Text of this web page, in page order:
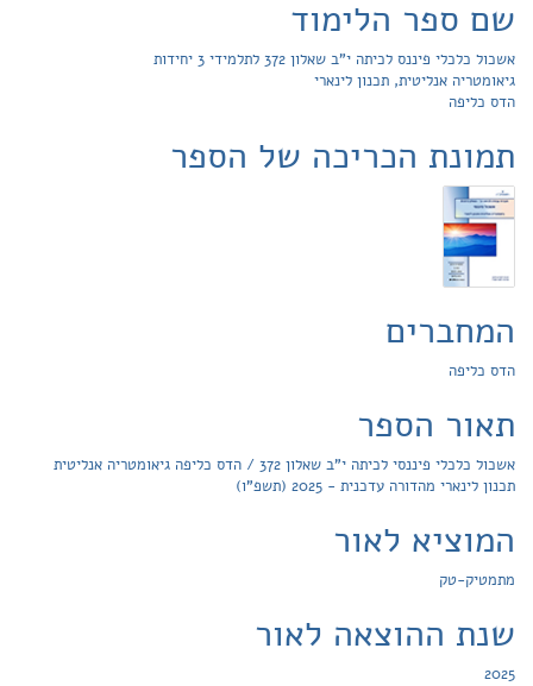
שם ספר הלימוד
אשכול כלכלי פיננס לכיתה י"ב שאלון 372 לתלמידי 3 יחידות
גיאומטריה אנליטית, תכנון לינארי
הדס כליפה
תמונת הכריכה של הספר
המחברים
הדס כליפה
תאור הספר
אשכול כלכלי פיננסי לכיתה י"ב שאלון 372 / הדס כליפה גיאומטריה אנליטית
תכנון לינארי מהדורה עדכנית - 2025 (תשפ"ו)
המוציא לאור
מתמטיק-טק
שנת ההוצאה לאור
2025